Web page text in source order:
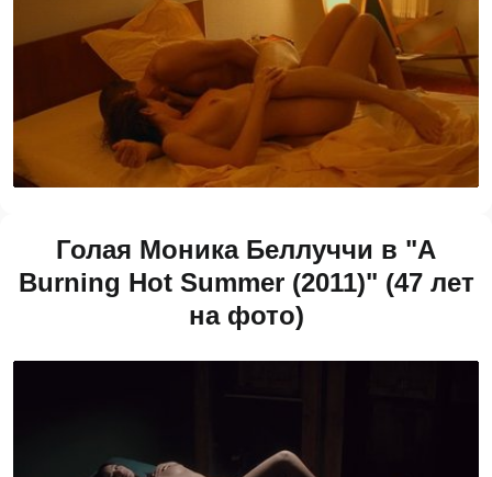
Голая Моника Беллуччи в "A
Burning Hot Summer (2011)" (47 лет
на фото)